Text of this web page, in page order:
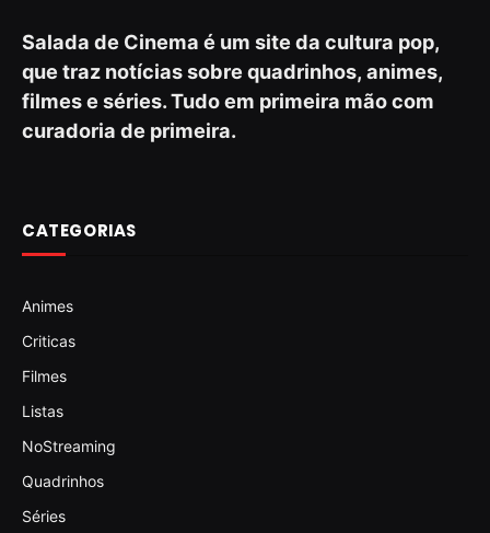
Salada de Cinema é um site da cultura pop,
que traz notícias sobre quadrinhos, animes,
filmes e séries. Tudo em primeira mão com
curadoria de primeira.
CATEGORIAS
Animes
Criticas
Filmes
Listas
NoStreaming
Quadrinhos
Séries